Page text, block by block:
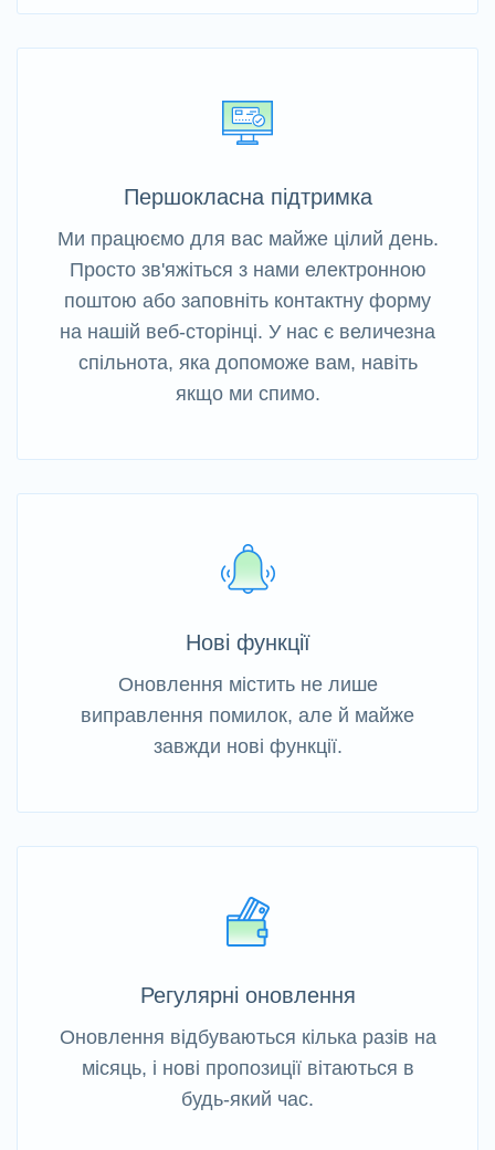
Першокласна підтримка
Ми працюємо для вас майже цілий день.
Просто зв'яжіться з нами електронною
поштою або заповніть контактну форму
на нашій веб-сторінці. У нас є величезна
спільнота, яка допоможе вам, навіть
якщо ми спимо.
Нові функції
Оновлення містить не лише
виправлення помилок, але й майже
завжди нові функції.
Регулярні оновлення
Оновлення відбуваються кілька разів на
місяць, і нові пропозиції вітаються в
будь-який час.